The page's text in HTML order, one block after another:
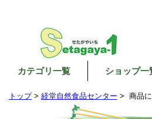
カテゴリ一覧 ショップ一
トップ> 経堂自然食品センター > 商品に